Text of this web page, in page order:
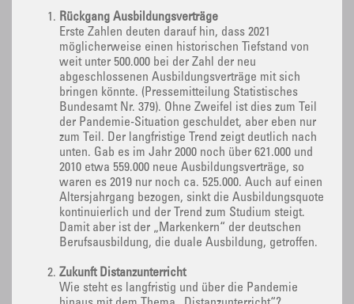
Rückgang Ausbildungsverträge
Erste Zahlen deuten darauf hin, dass 2021
möglicherweise einen historischen Tiefstand von
weit unter 500.000 bei der Zahl der neu
abgeschlossenen Ausbildungsverträge mit sich
bringen könnte. (Pressemitteilung Statistisches
Bundesamt Nr. 379). Ohne Zweifel ist dies zum Teil
der Pandemie-Situation geschuldet, aber eben nur
zum Teil. Der langfristige Trend zeigt deutlich nach
unten. Gab es im Jahr 2000 noch über 621.000 und
2010 etwa 559.000 neue Ausbildungsverträge, so
waren es 2019 nur noch ca. 525.000. Auch auf einen
Altersjahrgang bezogen, sinkt die Ausbildungsquote
kontinuierlich und der Trend zum Studium steigt.
Damit aber ist der „Markenkern“ der deutschen
Berufsausbildung, die duale Ausbildung, getroffen.
Zukunft Distanzunterricht
Wie steht es langfristig und über die Pandemie